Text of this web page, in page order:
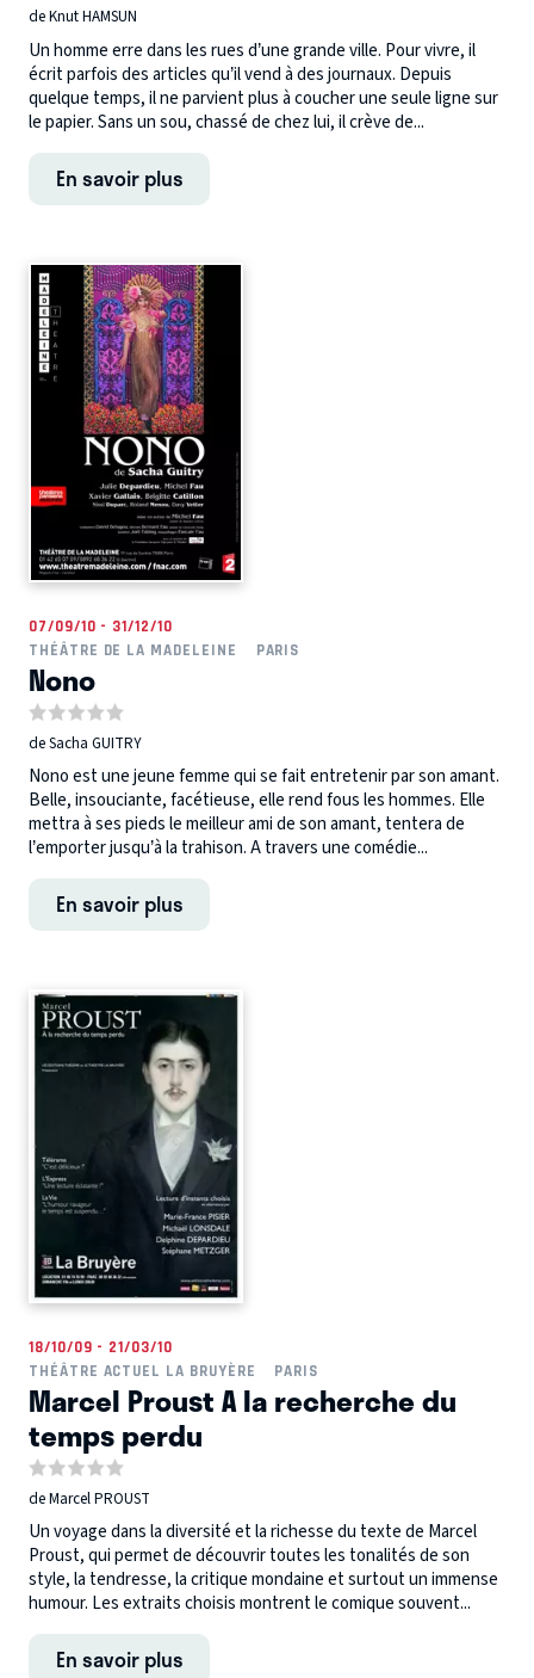
de Knut HAMSUN
Un homme erre dans les rues d’une grande ville. Pour vivre, il
écrit parfois des articles qu’il vend à des journaux. Depuis
quelque temps, il ne parvient plus à coucher une seule ligne sur
le papier. Sans un sou, chassé de chez lui, il crève de...
En savoir plus
07/09/10 - 31/12/10
THÉÂTRE DE LA MADELEINE
PARIS
Nono
de Sacha GUITRY
Nono est une jeune femme qui se fait entretenir par son amant.
Belle, insouciante, facétieuse, elle rend fous les hommes. Elle
mettra à ses pieds le meilleur ami de son amant, tentera de
l’emporter jusqu’à la trahison. A travers une comédie...
En savoir plus
18/10/09 - 21/03/10
THÉÂTRE ACTUEL LA BRUYÈRE
PARIS
Marcel Proust A la recherche du
temps perdu
de Marcel PROUST
Un voyage dans la diversité et la richesse du texte de Marcel
Proust, qui permet de découvrir toutes les tonalités de son
style, la tendresse, la critique mondaine et surtout un immense
humour. Les extraits choisis montrent le comique souvent...
En savoir plus